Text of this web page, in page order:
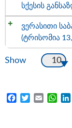
სქესის
ვერასითი
(ტრისომია
Show 10
FacebookTwitter
Email